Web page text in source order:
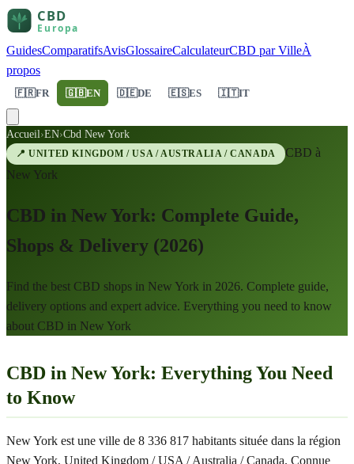
GuidesComparatifsAvisGlossaireCalculateurCBD par VilleÀ
propos
🇫🇷FR 🇬🇧EN 🇩🇪DE 🇪🇸ES 🇮🇹IT
Accueil›EN›Cbd New York
📍UNITED KINGDOM / USA / AUSTRALIA / CANADA
CBD à
New York
CBD in New York: Complete Guide,
Shops & Delivery (2026)
Find the best CBD shops in New York in 2026. Complete guide,
delivery options and expert advice. Everything you need to know
about CBD in New York
CBD in New York: Everything You Need
to Know
New York est une ville de 8 336 817 habitants située dans la région
New York, United Kingdom / USA / Australia / Canada. Connue